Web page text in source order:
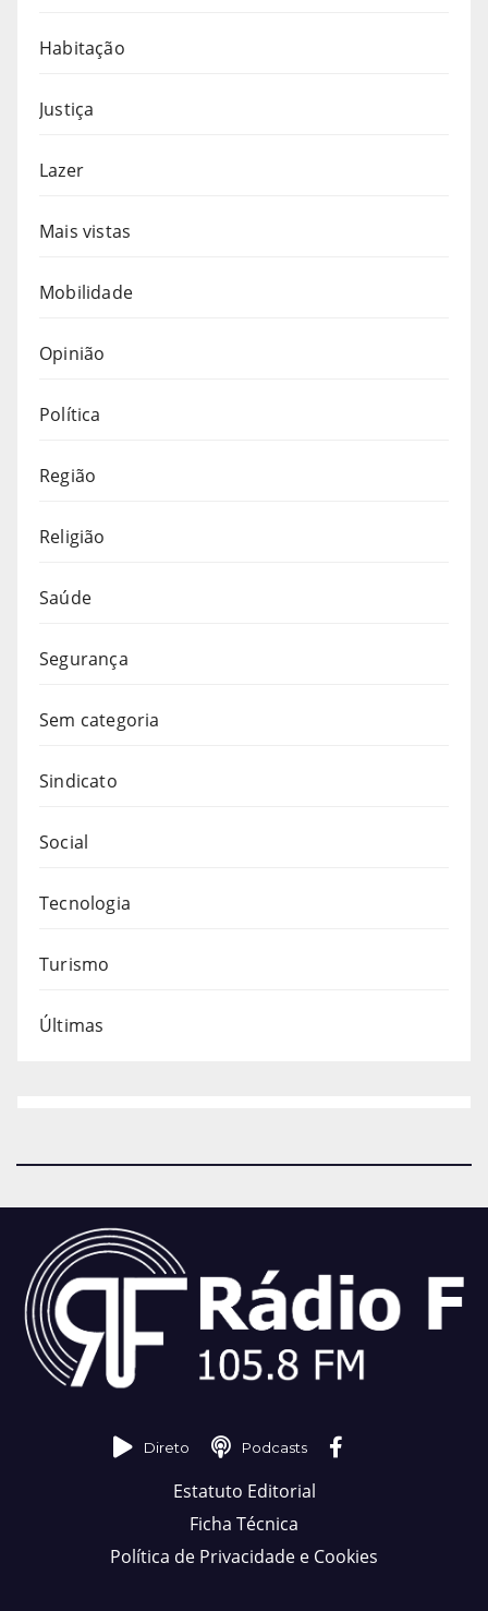
Habitação
Justiça
Lazer
Mais vistas
Mobilidade
Opinião
Política
Região
Religião
Saúde
Segurança
Sem categoria
Sindicato
Social
Tecnologia
Turismo
Últimas
Direto Podcasts
Estatuto Editorial
Ficha Técnica
Política de Privacidade e Cookies